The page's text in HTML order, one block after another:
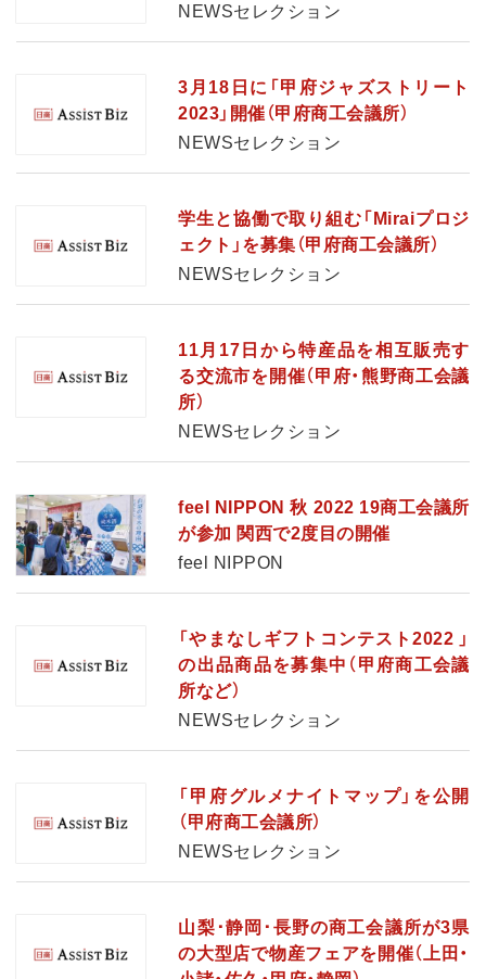
NEWSセレクション
3月18日に「甲府ジャズストリート
2023」開催（甲府商工会議所）
NEWSセレクション
学生と協働で取り組む「Miraiプロジ
ェクト」を募集（甲府商工会議所）
NEWSセレクション
11月17日から特産品を相互販売す
る交流市を開催（甲府・熊野商工会議
所）
NEWSセレクション
feel NIPPON 秋 2022 19商工会議所
が参加 関西で2度目の開催
feel NIPPON
「やまなしギフトコンテスト2022 」
の出品商品を募集中（甲府商工会議
所など）
NEWSセレクション
「甲府グルメナイトマップ」を公開
（甲府商工会議所）
NEWSセレクション
山梨･静岡･長野の商工会議所が3県
の大型店で物産フェアを開催（上田・